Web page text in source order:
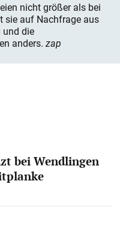
nicht größer als bei
sie auf Nachfrage aus
und die
anders. zap
bei Wendlingen